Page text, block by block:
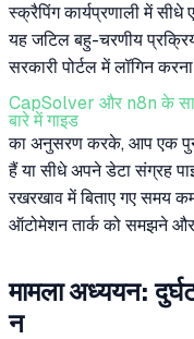
स्क्रैपिंग कार्यप्रणाली में
यह जटिल बहु-चरणीय
सरकारी पोर्टल में लॉगिन
CapSolver और n8n के
बारे में गाइड
का अनुसरण करके, आप एक
हैं या सीधे अपने डेटा संग्रह
रखरखाव में बिताए गए समय
ऑटोमेशन तार्क को समझने और
मामला अध्ययन:
न